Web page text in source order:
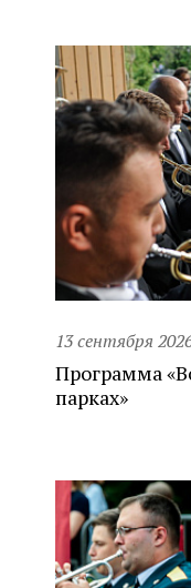
13 сентября
Программа
парках»